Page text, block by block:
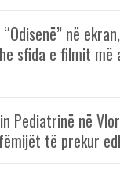
në
sfida e filmit më
Pediatrinë në
të prekur